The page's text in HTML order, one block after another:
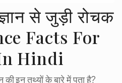
से जुड़ी रोचक
Facts For
Hindi
की इन तथ्यों के बारे में पता है?